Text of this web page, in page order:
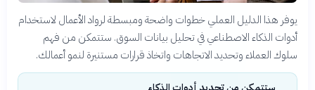
يوفر هذا الدليل العملي خطوات واضحة ومبسطة لرواد الأعمال لاستخدام
أدوات الذكاء الاصطناعي في تحليل بيانات السوق. ستتمكن من فهم
سلوك العملاء وتحديد الاتجاهات واتخاذ قرارات مستنيرة لنمو أعمالك.